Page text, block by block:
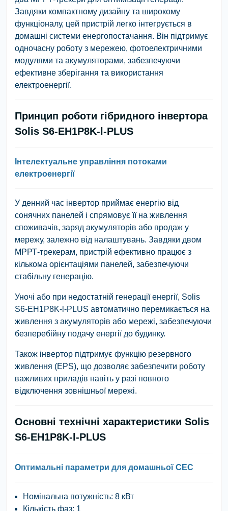
Завдяки компактному дизайну та широкому
функціоналу, цей пристрій легко інтегрується в
домашні системи енергопостачання. Він підтримує
одночасну роботу з мережею, фотоелектричними
модулями та акумуляторами, забезпечуючи
ефективне зберігання та використання
електроенергії.
Принцип роботи гібридного інвертора
Solis S6-EH1P8K-l-PLUS
Інтелектуальне управління потоками
електроенергії
У денний час інвертор приймає енергію від
сонячних панелей і спрямовує її на живлення
споживачів, заряд акумуляторів або продаж у
мережу, залежно від налаштувань. Завдяки двом
МРРТ-трекерам, пристрій ефективно працює з
кількома орієнтаціями панелей, забезпечуючи
стабільну генерацію.
Уночі або при недостатній генерації енергії, Solis
S6-EH1P8K-l-PLUS автоматично перемикається на
живлення з акумуляторів або мережі, забезпечуючи
безперебійну подачу енергії до будинку.
Також інвертор підтримує функцію резервного
живлення (EPS), що дозволяє забезпечити роботу
важливих приладів навіть у разі повного
відключення зовнішньої мережі.
Основні технічні характеристики Solis
S6-EH1P8K-l-PLUS
Оптимальні параметри для домашньої СЕС
Номінальна потужність: 8 кВт
Кількість фаз: 1